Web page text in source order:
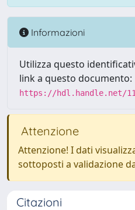
Informazioni
Utilizza questo
link a questo documento:
https://hdl.handle.net/
Attenzione
Attenzione! I dati
sottoposti a validazione
Citazioni